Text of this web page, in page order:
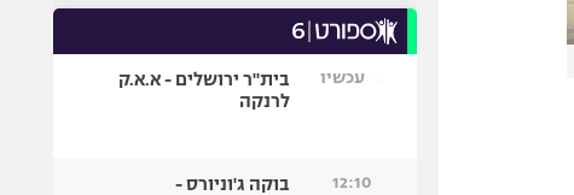
עכשיו
בית"ר ירושלים - א.א.ק
לרנקה
12:10
בוקה ג'וניורס -